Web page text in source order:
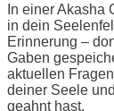
In einer Akasha
in dein
Erinnerung –
Gaben
aktuellen
deiner Seele
geahnt hast.